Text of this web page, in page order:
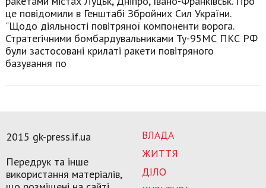
це повідомили в Генштабі Збройних Сил України.
"Щодо діяльності повітряної компоненти ворога.
Стратегічними бомбардувальниками Ту-95МС ПКС РФ
були застосовані крилаті ракети повітряного
базування по
ВЛАДА
ЖИТТЯ
ДІЛО
2015 gk-press.if.ua
Передрук та інше
використання матеріалів,